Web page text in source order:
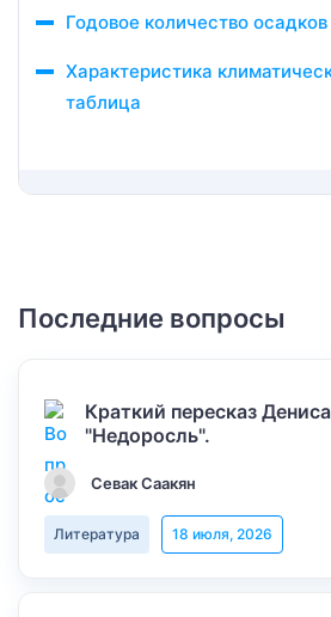
Годовое количество осадков
Характеристика
таблица
Последние вопросы
Краткий пересказ
"Недоросль".
Севак Саакян
Литература 18 июля, 2026